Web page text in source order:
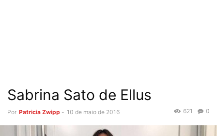
Sabrina Sato de Ellus
Por Patricia Zwipp - 10 de maio de 2016 0
621